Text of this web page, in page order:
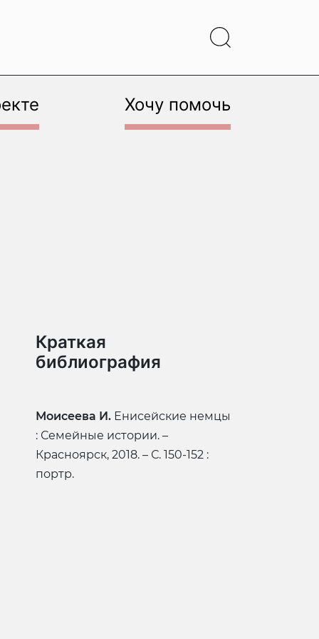
Хочу помочь
Краткая
библиография
Моисеева И. Енисейские немцы
: Семейные истории. –
Красноярск, 2018. – С. 150-152 :
портр.